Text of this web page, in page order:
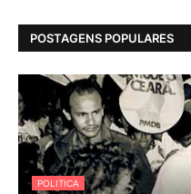
POSTAGENS POPULARES
POLITICA